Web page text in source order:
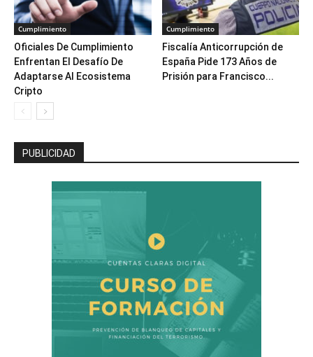
Cumplimiento
Oficiales De Cumplimiento
Enfrentan El Desafío De
Adaptarse Al Ecosistema
Cripto
Cumplimiento
Fiscalía Anticorrupción de
España Pide 173 Años de
Prisión para Francisco...
PUBLICIDAD